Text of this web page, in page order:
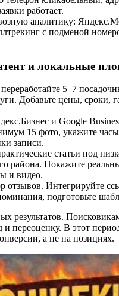
работает.
аналитику:
с подменой
и локальные
5–7
Добавьте цены, сроки,
и Google
15 фото, укажите
записи.
статьи под
района. Покажите
и видео.
отзывов. Интегрируйте
подготовьте
результатов.
и переоценку. В этот
а не на позициях.